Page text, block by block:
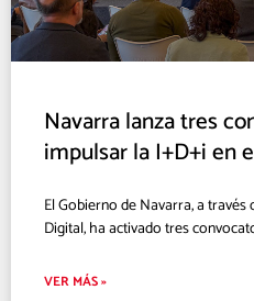
Navarra lanza tres
impulsar la I+D+i en
El Gobierno de Navarra, a
Digital, ha activado tres
VER MÁS »